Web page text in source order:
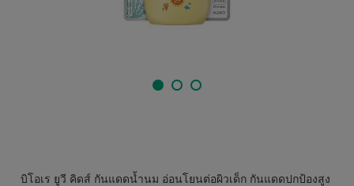
บิโอเร ยูวี คิดส์ กันแดดน้ำนม อ่อนโยนต่อผิวเด็ก กันแดดปกป้องสูง